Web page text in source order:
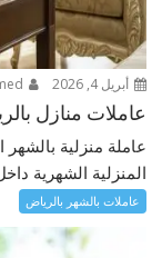
أبريل 4, 2026
عاملات منازل
عاملة منزلية
المنزلية الشهرية
عاملات بالشهر بالرياض